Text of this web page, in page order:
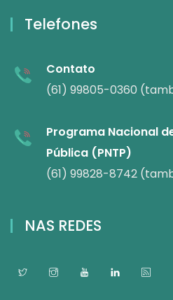
Telefones
Contato
(61) 99805-0360
Programa Nacional
Pública (PNTP)
(61) 99828-8742
NAS REDES